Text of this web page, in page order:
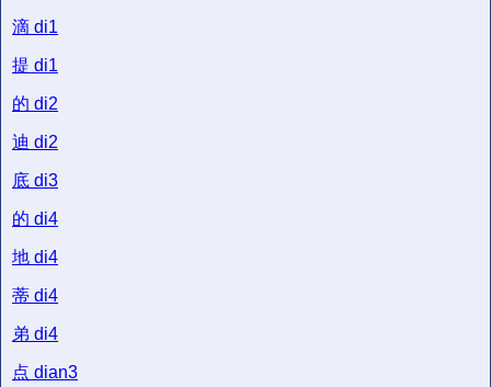
滴 di1
提 di1
的 di2
迪 di2
底 di3
的 di4
地 di4
蒂 di4
弟 di4
点 dian3